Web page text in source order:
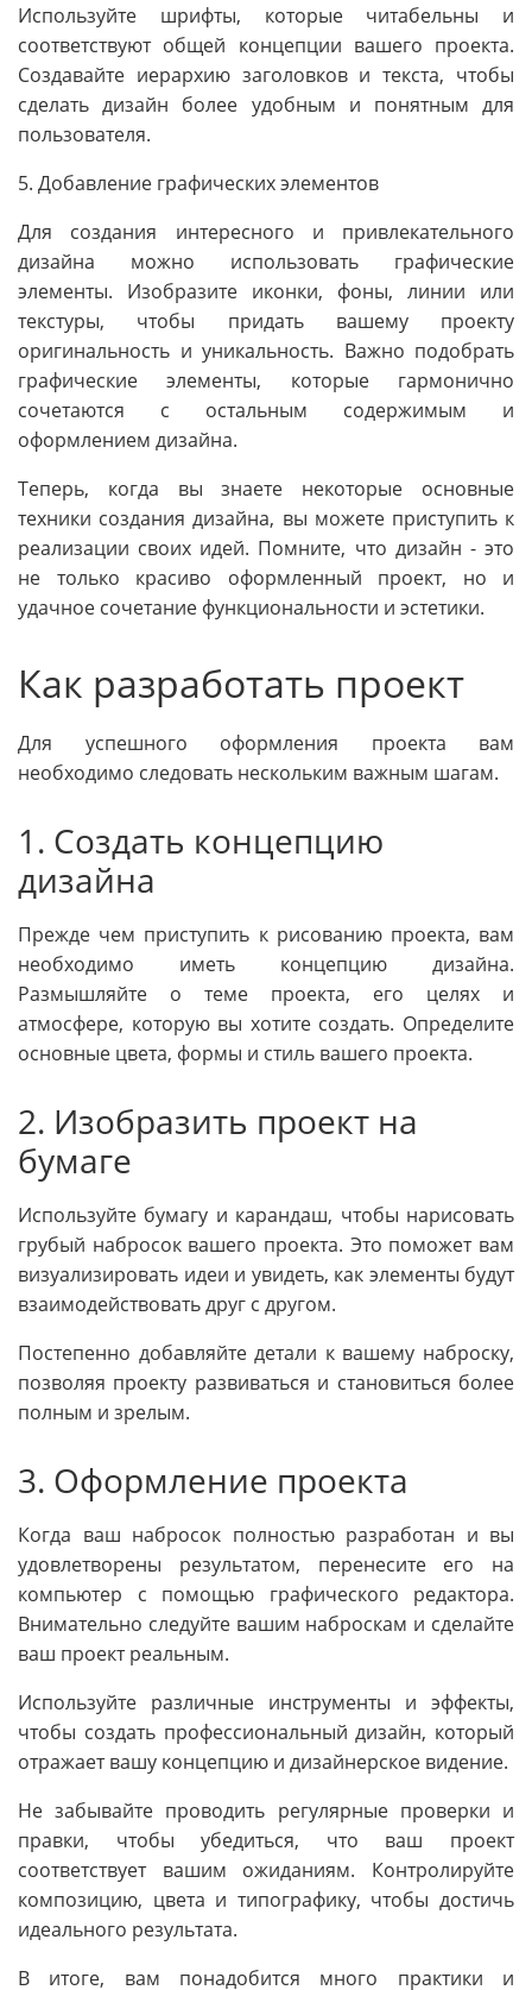
Используйте шрифты, которые читабельны и
соответствуют общей концепции вашего проекта.
Создавайте иерархию заголовков и текста, чтобы
сделать дизайн более удобным и понятным для
пользователя.
5. Добавление графических элементов
Для создания интересного и привлекательного
дизайна можно использовать графические
элементы. Изобразите иконки, фоны, линии или
текстуры, чтобы придать вашему проекту
оригинальность и уникальность. Важно подобрать
графические элементы, которые гармонично
сочетаются с остальным содержимым и
оформлением дизайна.
Теперь, когда вы знаете некоторые основные
техники создания дизайна, вы можете приступить к
реализации своих идей. Помните, что дизайн - это
не только красиво оформленный проект, но и
удачное сочетание функциональности и эстетики.
Как разработать проект
Для успешного оформления проекта вам
необходимо следовать нескольким важным шагам.
1. Создать концепцию
дизайна
Прежде чем приступить к рисованию проекта, вам
необходимо иметь концепцию дизайна.
Размышляйте о теме проекта, его целях и
атмосфере, которую вы хотите создать. Определите
основные цвета, формы и стиль вашего проекта.
2. Изобразить проект на
бумаге
Используйте бумагу и карандаш, чтобы нарисовать
грубый набросок вашего проекта. Это поможет вам
визуализировать идеи и увидеть, как элементы будут
взаимодействовать друг с другом.
Постепенно добавляйте детали к вашему наброску,
позволяя проекту развиваться и становиться более
полным и зрелым.
3. Оформление проекта
Когда ваш набросок полностью разработан и вы
удовлетворены результатом, перенесите его на
компьютер с помощью графического редактора.
Внимательно следуйте вашим наброскам и сделайте
ваш проект реальным.
Используйте различные инструменты и эффекты,
чтобы создать профессиональный дизайн, который
отражает вашу концепцию и дизайнерское видение.
Не забывайте проводить регулярные проверки и
правки, чтобы убедиться, что ваш проект
соответствует вашим ожиданиям. Контролируйте
композицию, цвета и типографику, чтобы достичь
идеального результатa.
В итоге, вам понадобится много практики и